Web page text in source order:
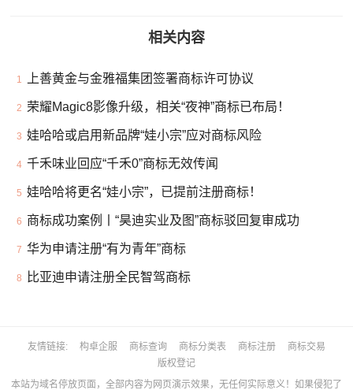
相关内容
1 上善黄金与金雅福集团签署商标许可协议
2 荣耀Magic8影像升级，相关“夜神”商标已布局！
3 娃哈哈或启用新品牌“娃小宗”应对商标风险
4 千禾味业回应“千禾0”商标无效传闻
5 娃哈哈将更名“娃小宗”，已提前注册商标！
6 商标成功案例丨“昊迪实业及图”商标驳回复审成功
7 华为申请注册“有为青年”商标
8 比亚迪申请注册全民智驾商标
友情链接 构卓企服 商标查询 商标分类表 商标注册
商标交易
版权登记
本站为域名停放页面，全部内容为网页演示效果，无任何实际意义！如果侵犯了